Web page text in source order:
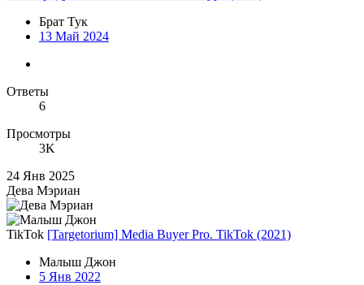
Брат Тук
13 Май 2024
Ответы
6
Просмотры
3K
24 Янв 2025
Дева Мэриан
TikTok [Targetorium] Media Buyer Pro. TikTok (2021)
Малыш Джон
5 Янв 2022